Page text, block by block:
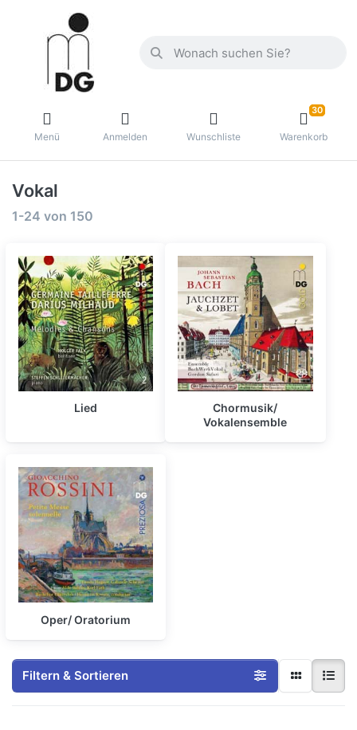
Menü Anmelden Wunschliste
30
Warenkorb
Vokal
1-24 von 150
Lied
Chormusik/
Vokalensemble
Oper/ Oratorium
Filtern & Sortieren